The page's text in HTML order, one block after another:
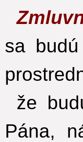
sa
že
Pána,